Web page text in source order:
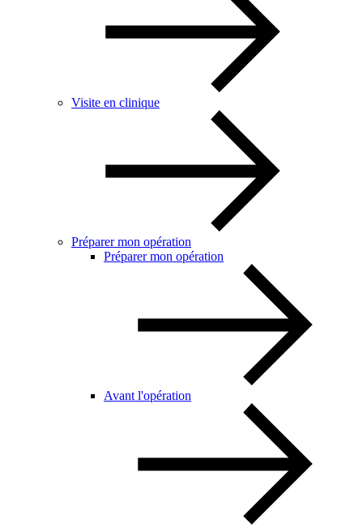
Visite en clinique
Préparer mon opération
Préparer mon opération
Avant l'opération